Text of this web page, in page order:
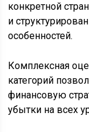
конкретной
и
особенностей.
Комплексная
категорий
финансовую
убытки на всех